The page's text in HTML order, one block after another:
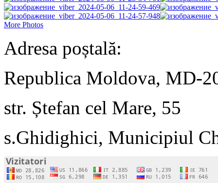
More Photos
Adresa poștală:
Republica Moldova, MD-
str. Ștefan cel Mare, 55
s.Ghidighici, Municipiul